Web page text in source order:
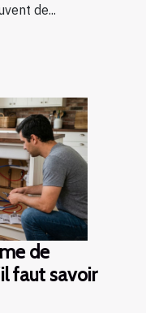
de...
de
faut savoir